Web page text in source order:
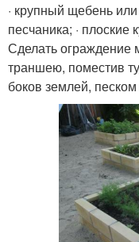
· крупный щебень
песчаника; · плоские
Сделать ограждение
траншею, поместив
боков землей,